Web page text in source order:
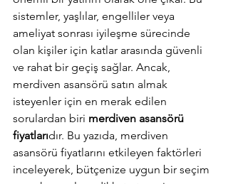
sistemler, yaşlılar, engelliler veya
ameliyat sonrası iyileşme sürecinde
olan kişiler için katlar arasında güvenli
ve rahat bir geçiş sağlar. Ancak,
merdiven asansörü satın almak
isteyenler için en merak edilen
sorulardan biri merdiven asansörü
fiyatlarıdır. Bu yazıda, merdiven
asansörü fiyatlarını etkileyen faktörleri
inceleyerek, bütçenize uygun bir seçim